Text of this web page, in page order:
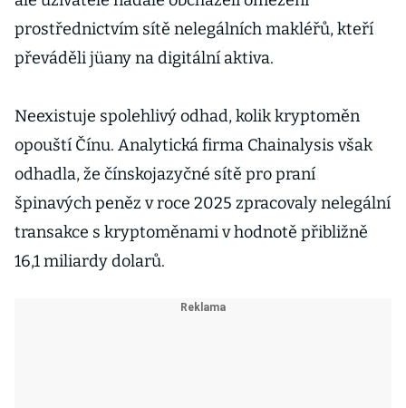
prostřednictvím sítě nelegálních makléřů, kteří
převáděli jüany na digitální aktiva.
Neexistuje spolehlivý odhad, kolik kryptoměn
opouští Čínu. Analytická firma Chainalysis však
odhadla, že čínskojazyčné sítě pro praní
špinavých peněz v roce 2025 zpracovaly nelegální
transakce s kryptoměnami v hodnotě přibližně
16,1 miliardy dolarů.